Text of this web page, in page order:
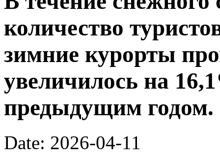
количество
зимние курорты
увеличилось на
предыдущим годом.
Date: 2026-04-11